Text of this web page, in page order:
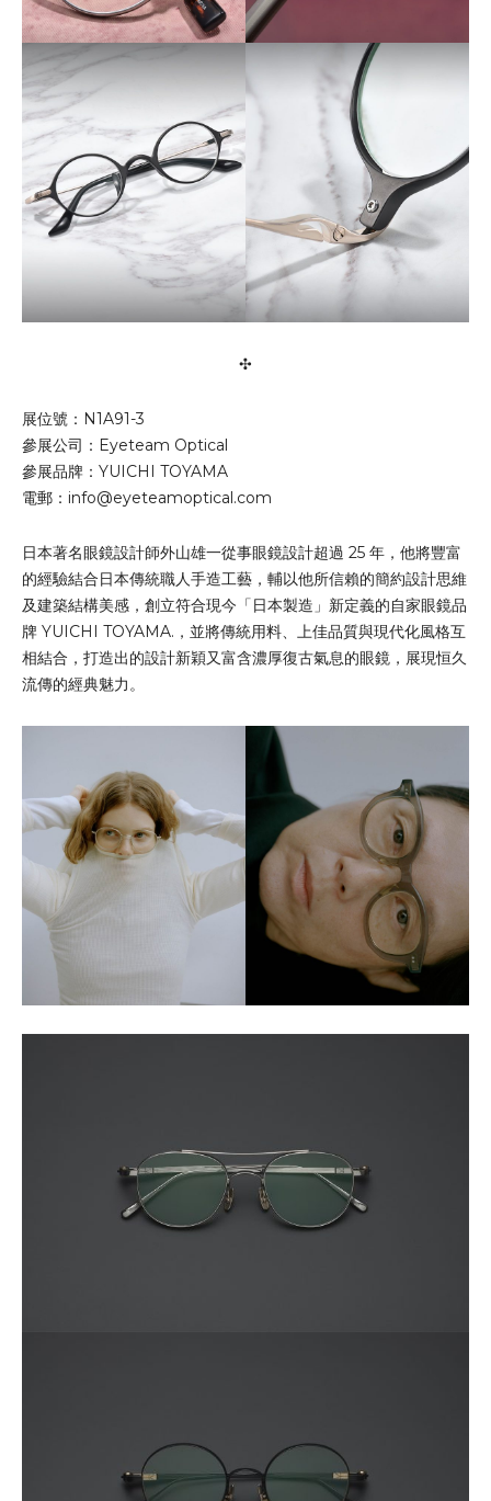
✣
展位號：N1A91-3
參展公司：Eyeteam Optical
參展品牌：YUICHI TOYAMA
電郵： info@eyeteamoptical.com
日本著名眼鏡設計師外山雄一從事眼鏡設計超過 25 年，他將豐富
的經驗結合日本傳統職人手造工藝，輔以他所信賴的簡約設計思維
及建築結構美感，創立符合現今「日本製造」新定義的自家眼鏡品
牌 YUICHI TOYAMA.，並將傳統用料、上佳品質與現代化風格互
相結合，打造出的設計新穎又富含濃厚復古氣息的眼鏡，展現恒久
流傳的經典魅力。